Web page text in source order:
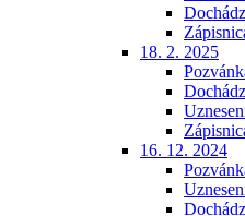
18. 2. 2025
16. 12. 2024